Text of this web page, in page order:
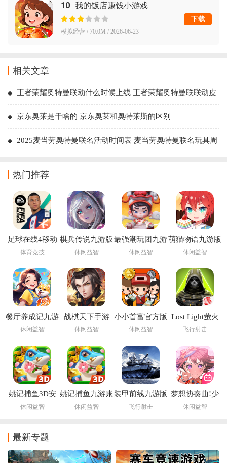
10 我的饭店赚钱小游戏
模拟经营 / 70.0M / 2026-06-23
下载
相关文章
王者荣耀奥特曼联动什么时候上线 王者荣耀奥特曼联联动皮
京东奥莱是干啥的 京东奥莱和奥特莱斯的区别
2025麦当劳奥特曼联名活动时间表 麦当劳奥特曼联名玩具周
热门推荐
足球在线4移动
版下载安装
M)
体育竞技
棋兵传说九游版
休闲益智
最强潮玩团九游
版
休闲益智
萌猫物语九游版
休闲益智
餐厅养成记九游
版
休闲益智
战棋天下手游
休闲益智
小小首富官方版
休闲益智
Lost Light萤火
突击手游下载国
飞行射击
姚记捕鱼3D安
卓版正版手游
休闲益智
姚记捕鱼九游账
号登录版本
休闲益智
装甲前线九游版
飞行射击
梦想协奏曲!少
女乐团派对!九
休闲益智
最新专题